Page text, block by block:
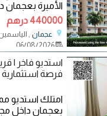
الأميرة بعجمان
سكني متكامل
المميز
440000 درهم
عجمان ,
06/08/2026
استديو فاخر |
فرصة
امتلك استديو
بعجمان داخل